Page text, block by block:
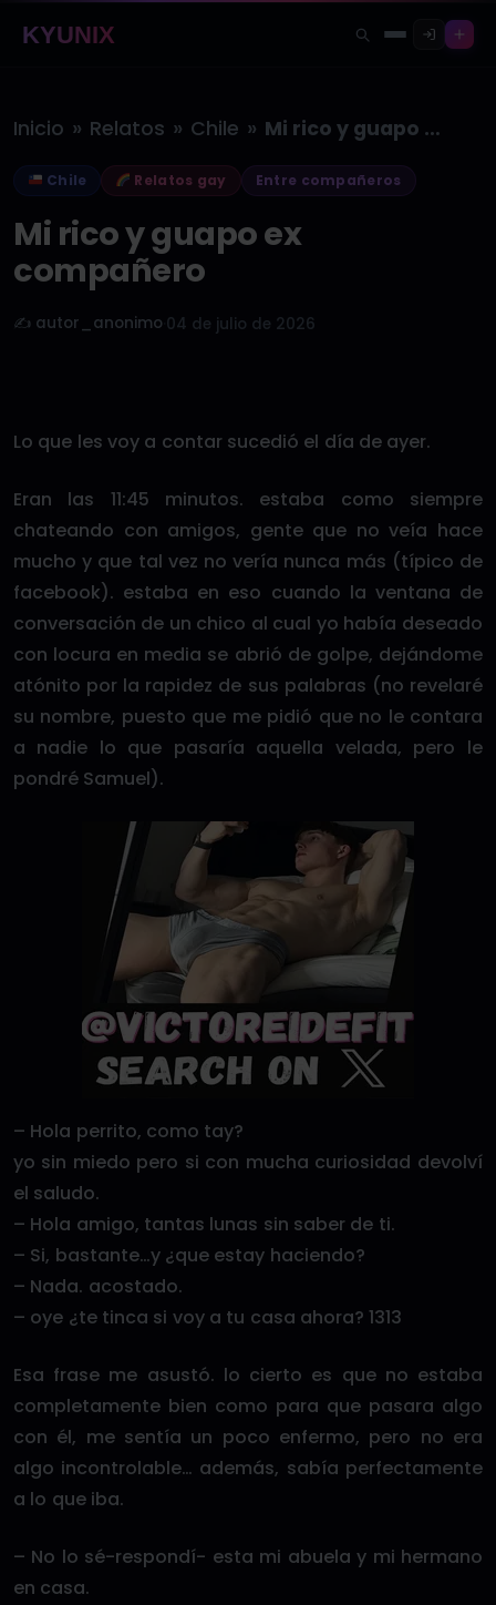
KYUNIX
Inicio » Relatos » Chile » Mi rico y guapo ex compañero
Chile Relatos gay Entre compañeros
Mi rico y guapo ex
compañero
✍️ autor_anonimo 04 de julio de 2026
Lo que les voy a contar sucedió el día de ayer.
Eran las 11:45 minutos. estaba como siempre
chateando con amigos, gente que no veía hace
mucho y que tal vez no vería nunca más (típico de
facebook). estaba en eso cuando la ventana de
conversación de un chico al cual yo había deseado
con locura en media se abrió de golpe, dejándome
atónito por la rapidez de sus palabras (no revelaré
su nombre, puesto que me pidió que no le contara
a nadie lo que pasaría aquella velada, pero le
pondré Samuel).
– Hola perrito, como tay?
yo sin miedo pero si con mucha curiosidad devolví
el saludo.
– Hola amigo, tantas lunas sin saber de ti.
– Si, bastante…y ¿que estay haciendo?
– Nada. acostado.
– oye ¿te tinca si voy a tu casa ahora? 1313
Esa frase me asustó. lo cierto es que no estaba
completamente bien como para que pasara algo
con él, me sentía un poco enfermo, pero no era
algo incontrolable… además, sabía perfectamente
a lo que iba.
– No lo sé-respondí- esta mi abuela y mi hermano
en casa.